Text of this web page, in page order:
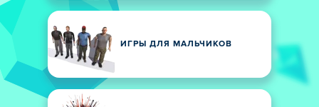
ИГРЫ ДЛЯ МАЛЬЧИКОВ